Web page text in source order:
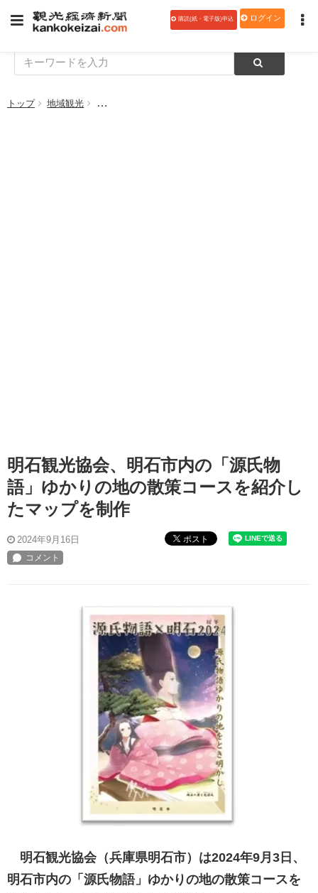
購読(紙・電子版)申込 ログイン
トップ 地域観光 明石観光協会、明石市内の「源氏物語」ゆかりの地
明石観光協会、明石市内の「源氏物
語」ゆかりの地の散策コースを紹介し
たマップを制作
2024年9月16日 ポスト
明石観光協会（兵庫県明石市）は2024年9月3日、
明石市内の「源氏物語」ゆかりの地の散策コースを